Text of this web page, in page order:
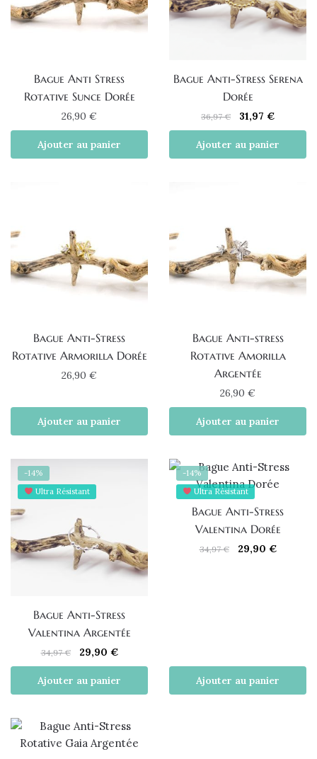
Bague Anti Stress
Rotative Sunce Dorée
26,90 €
Ajouter au panier
Bague Anti-Stress Serena
Dorée
36,97€
Le
prix
initial
était :
31,97 €Le
prix
actuel
est :
Ajouter au panier
Bague Anti-Stress
Rotative Armorilla Dorée
26,90 €
Ajouter au panier
Bague Anti-stress
Rotative Amorilla
Argentée
26,90 €
Ajouter au panier
-14%
Ultra Résistant
Bague Anti-Stress
Valentina Argentée
34,97€
Le
prix
initial
était :
29,90 €Le
prix
actuel
est :
Ajouter au panier
-14%
Ultra Résistant
Bague Anti-Stress
Valentina Dorée
34,97€
Le
29,90 €Le
Ajouter au panier